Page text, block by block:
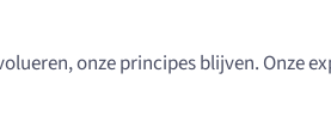
onze principes blijven. Onze